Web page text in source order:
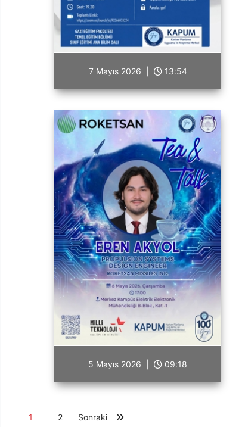
7 Mayıs 2026 | 13:54
5 Mayıs 2026 | 09:18
1 2 Sonraki